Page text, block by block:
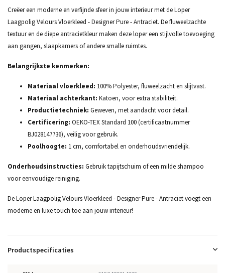
Creëer een moderne en verfijnde sfeer in jouw interieur met de Loper
Laagpolig Velours Vloerkleed - Designer Pure - Antraciet. De fluweelzachte
textuur en de diepe antracietkleur maken deze loper een stijlvolle toevoeging
aan gangen, slaapkamers of andere smalle ruimtes.
Belangrijkste kenmerken:
Materiaal vloerkleed: 100% Polyester, fluweelzacht en slijtvast.
Materiaal achterkant: Katoen, voor extra stabiliteit.
Productietechniek: Geweven, met aandacht voor detail.
Certificering: OEKO-TEX Standard 100 (certificaatnummer
BJ028147736), veilig voor gebruik.
Poolhoogte: 1 cm, comfortabel en onderhoudsvriendelijk.
Onderhoudsinstructies: Gebruik tapijtschuim of een milde shampoo
voor eenvoudige reiniging.
De Loper Laagpolig Velours Vloerkleed - Designer Pure - Antraciet voegt een
moderne en luxe touch toe aan jouw interieur!
Productspecificaties